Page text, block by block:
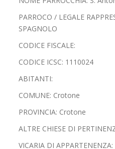
PARROCO / LEGALE
SPAGNOLO
CODICE FISCALE:
CODICE ICSC: 1110024
ABITANTI:
COMUNE: Crotone
PROVINCIA: Crotone
ALTRE CHIESE DI
VICARIA DI APPARTENENZA: